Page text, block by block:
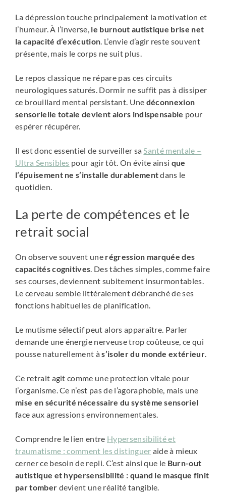
La dépression touche principalement la motivation et
l’humeur. À l’inverse, le burnout autistique brise net
la capacité d’exécution. L’envie d’agir reste souvent
présente, mais le corps ne suit plus.
Le repos classique ne répare pas ces circuits
neurologiques saturés. Dormir ne suffit pas à dissiper
ce brouillard mental persistant. Une déconnexion
sensorielle totale devient alors indispensable pour
espérer récupérer.
Il est donc essentiel de surveiller saSanté mentale –
Ultra Sensibles pour agir tôt. On évite ainsi que
l’épuisement ne s’installe durablementdans le
quotidien.
La perte de compétences et le
retrait social
On observe souvent une régression marquée des
capacités cognitives. Des tâches simples, comme faire
ses courses, deviennent subitement insurmontables.
Le cerveau semble littéralement débranché de ses
fonctions habituelles de planification.
Le mutisme sélectif peut alors apparaître. Parler
demande une énergie nerveuse trop coûteuse, ce qui
pousse naturellement às’isoler du monde extérieur.
Ce retrait agit comme une protection vitale pour
l’organisme. Ce n’est pas de l’agoraphobie, mais une
mise en sécurité nécessaire du système sensoriel
face aux agressions environnementales.
Comprendre le lien entre Hypersensibilité et
traumatisme : comment les distinguer aide à mieux
cerner ce besoin de repli. C’est ainsi que le Burn-out
autistique et hypersensibilité : quand le masque finit
par tomber devient une réalité tangible.